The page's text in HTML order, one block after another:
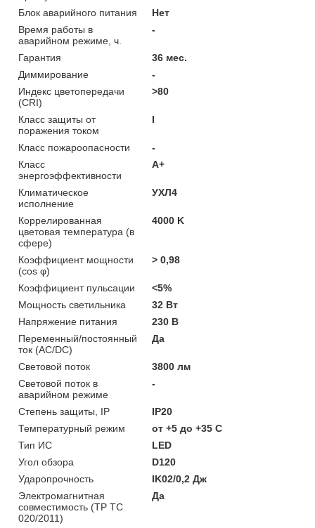
Блок аварийного питания
Нет
Время работы в
аварийном режиме, ч.
-
Гарантия
36 мес.
Диммирование
-
Индекс цветопередачи
(CRI)
>80
Класс защиты от
поражения током
I
Класс пожароопасности
-
Класс
энергоэффективности
A+
Климатическое
исполнение
УХЛ4
Коррелированная
цветовая температура (в
сфере)
4000 K
Коэффициент мощности
(cos φ)
> 0,98
Коэффициент пульсации
<5%
Мощность светильника
32 Вт
Напряжение питания
230 В
Переменный/постоянный
ток (AC/DC)
Да
Световой поток
3800 лм
Световой поток в
аварийном режиме
-
Степень защиты, IP
IP20
Температурный режим
от +5 до +35 C
Тип ИС
LED
Угол обзора
D120
Ударопрочность
IK02/0,2 Дж
Электромагнитная
совместимость (ТР ТС
020/2011)
Да